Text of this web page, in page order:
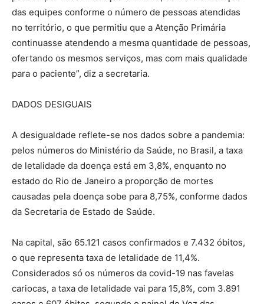
das equipes conforme o número de pessoas atendidas
no território, o que permitiu que a Atenção Primária
continuasse atendendo a mesma quantidade de pessoas,
ofertando os mesmos serviços, mas com mais qualidade
para o paciente”, diz a secretaria.
DADOS DESIGUAIS
A desigualdade reflete-se nos dados sobre a pandemia:
pelos números do Ministério da Saúde, no Brasil, a taxa
de letalidade da doença está em 3,8%, enquanto no
estado do Rio de Janeiro a proporção de mortes
causadas pela doença sobe para 8,75%, conforme dados
da Secretaria de Estado de Saúde.
Na capital, são 65.121 casos confirmados e 7.432 óbitos,
o que representa taxa de letalidade de 11,4%.
Considerados só os números da covid-19 nas favelas
cariocas, a taxa de letalidade vai para 15,8%, com 3.891